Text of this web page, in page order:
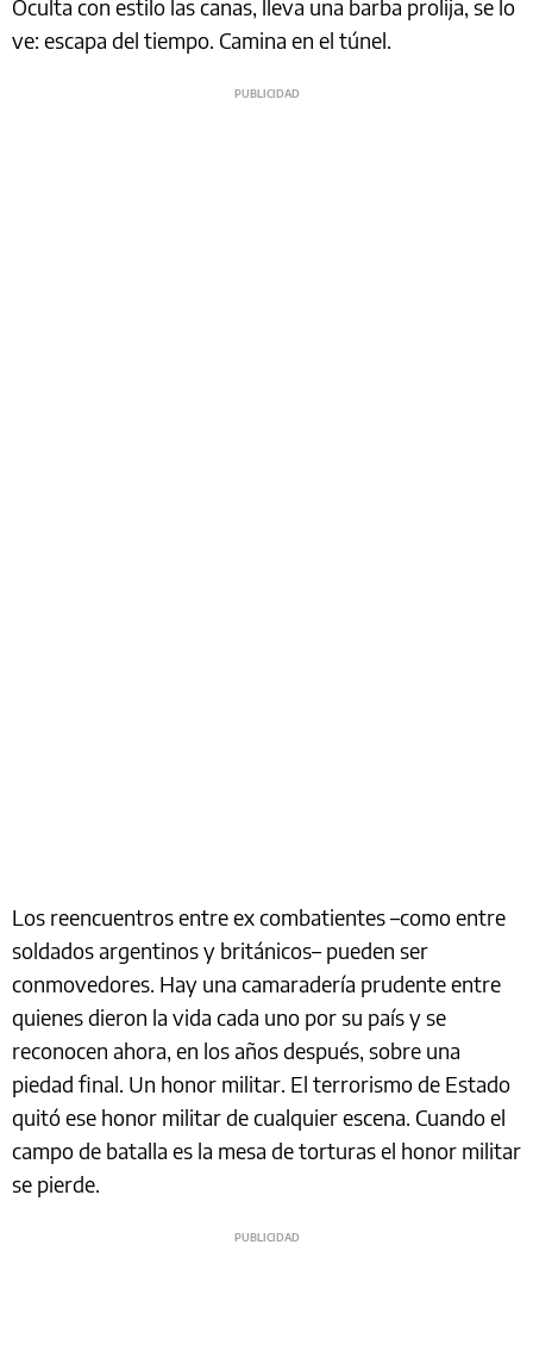
Oculta con estilo las canas, lleva una barba prolija, se lo
ve: escapa del tiempo. Camina en el túnel.
Los reencuentros entre ex combatientes –como entre
soldados argentinos y británicos– pueden ser
conmovedores. Hay una camaradería prudente entre
quienes dieron la vida cada uno por su país y se
reconocen ahora, en los años después, sobre una
piedad final. Un honor militar. El terrorismo de Estado
quitó ese honor militar de cualquier escena. Cuando el
campo de batalla es la mesa de torturas el honor militar
se pierde.